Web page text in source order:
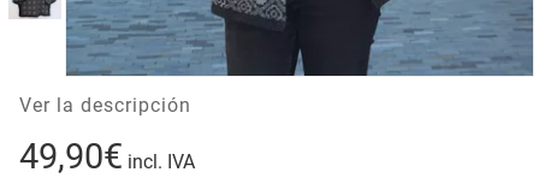
Ver la descripción
49,90€ incl. IVA